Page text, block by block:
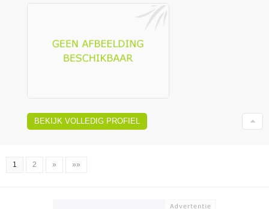
BEKIJK VOLLEDIG PROFIEL
1 2 » »»